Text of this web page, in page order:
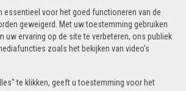
voor het goed functioneren van de
geweigerd. Met uw toestemming gebruiken
uw ervaring op de site te verbeteren, ons publiek
zoals het bekijken van video's
te klikken, geeft u toestemming voor het
BTW BE 0544.346.974
: Beroepinstituut van Vastgoedmakelaars
Brussel (+32 2 505 38 50 - info@biv.be) -
code
AXA Belgium, Troonplein 1, 1000 Brussel